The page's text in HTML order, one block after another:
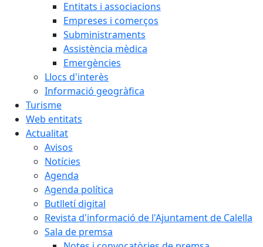
Entitats i associacions
Empreses i comerços
Subministraments
Assistència mèdica
Emergències
Llocs d'interès
Informació geogràfica
Turisme
Web entitats
Actualitat
Avisos
Notícies
Agenda
Agenda política
Butlletí digital
Revista d'informació de l'Ajuntament de Calella
Sala de premsa